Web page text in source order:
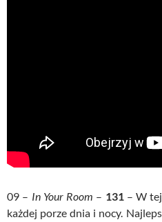
09 – In Your Room – 131– W tej
każdej porze dnia i nocy.